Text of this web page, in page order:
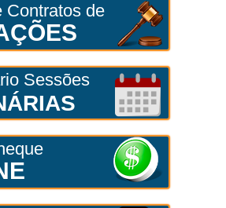
Contratos de
Sessões